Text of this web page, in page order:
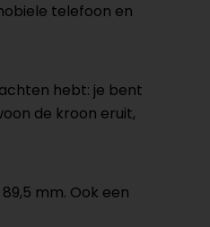
telefoon en
hebt: je bent
de kroon eruit,
mm. Ook een